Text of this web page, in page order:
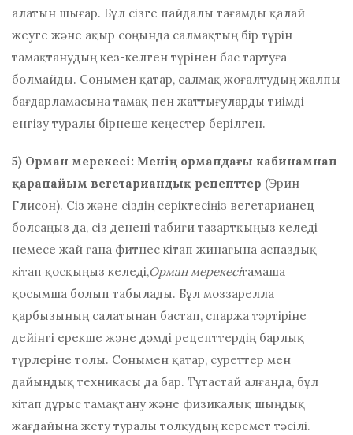
алатын шығар. Бұл сізге пайдалы тағамды қалай
жеуге және ақыр соңында салмақтың бір түрін
тамақтанудың кез-келген түрінен бас тартуға
болмайды. Сонымен қатар, салмақ жоғалтудың жалпы
бағдарламасына тамақ пен жаттығуларды тиімді
енгізу туралы бірнеше кеңестер берілген.
5) Орман мерекесі: Менің ормандағы кабинамнан
қарапайым вегетариандық рецепттер (Эрин
Глисон). Сіз және сіздің серіктесіңіз вегетарианец
болсаңыз да, сіз денені табиғи тазартқыңыз келеді
немесе жай ғана фитнес кітап жинағына аспаздық
кітап қосқыңыз келеді,Орман мерекесітамаша
қосымша болып табылады. Бұл моззарелла
қарбызының салатынан бастап, спаржа тәртіріне
дейінгі ерекше және дәмді рецепттердің барлық
түрлеріне толы. Сонымен қатар, суреттер мен
дайындық техникасы да бар. Тұтастай алғанда, бұл
кітап дұрыс тамақтану және физикалық шыңдық
жағдайына жету туралы толқудың керемет тәсілі.